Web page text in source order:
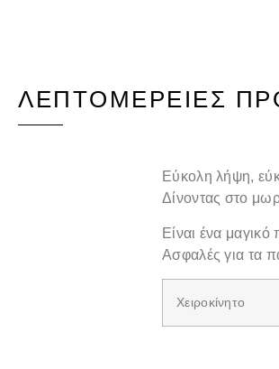
ΛΕΠΤΟΜΈΡΕΙΕΣ
Εύκολη λήψη,
Δίνοντας στο
Είναι ένα
Ασφαλές για τα
Χειροκίνητο